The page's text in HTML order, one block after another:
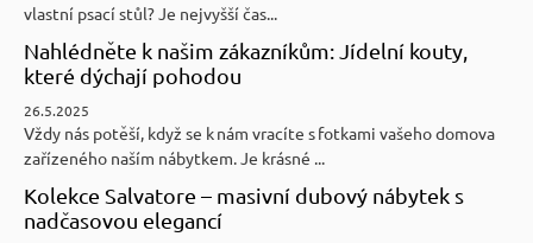
vlastní psací stůl? Je nejvyšší čas...
Nahlédněte k našim zákazníkům: Jídelní kouty,
které dýchají pohodou
26.5.2025
Vždy nás potěší, když se k nám vracíte s fotkami vašeho domova
zařízeného naším nábytkem. Je krásné ...
Kolekce Salvatore – masivní dubový nábytek s
nadčasovou elegancí